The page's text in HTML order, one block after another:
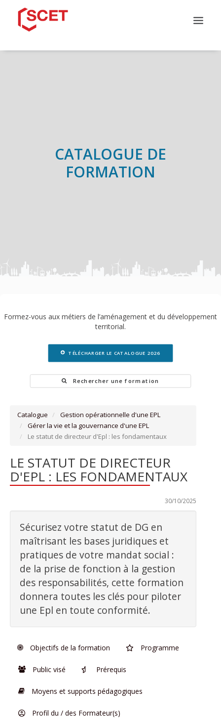
CATALOGUE DE
FORMATION
Formez-vous aux métiers de l’aménagement et du développement
territorial.
TÉLÉCHARGER LE CATALOGUE 2026
Rechercher une formation
Catalogue
Gestion opérationnelle d'une EPL
Gérer la vie et la gouvernance d'une EPL
Le statut de directeur d'Epl : les fondamentaux
LE STATUT DE DIRECTEUR
D'EPL : LES FONDAMENTAUX
30/10/2025
Sécurisez votre statut de DG en
maîtrisant les bases juridiques et
pratiques de votre mandat social :
de la prise de fonction à la gestion
des responsabilités, cette formation
donnera toutes les clés pour piloter
une Epl en toute conformité.
Objectifs de la formation Programme
Public visé Prérequis
Moyens et supports pédagogiques
Profil du / des Formateur(s)